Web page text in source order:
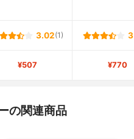
3.02(1)
¥507 ¥770
の関連商品